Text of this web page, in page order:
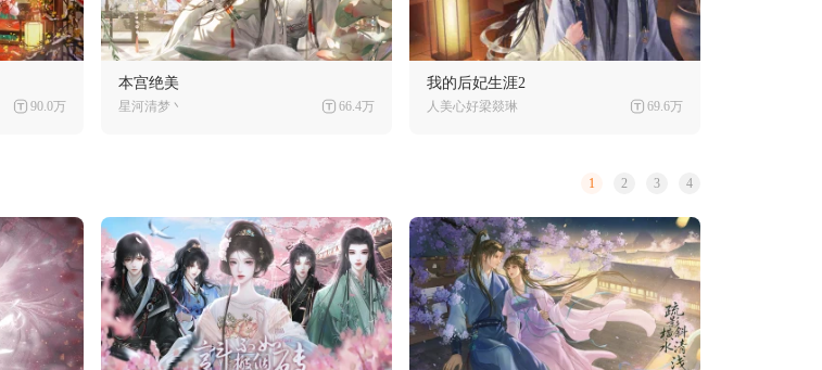
90.0万
本宫绝美
星河清梦丶 66.4万
我的后妃生涯2
人美心好梁燚琳 69.6万
1 2 3 4